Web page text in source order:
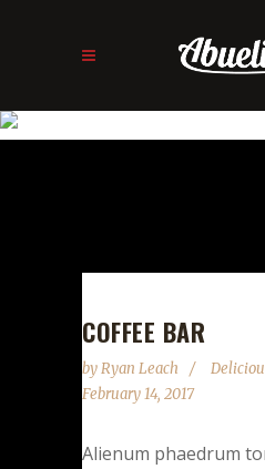
COFFEE BAR
byRyan Leach
February 14, 2017
Alienum phaedrum